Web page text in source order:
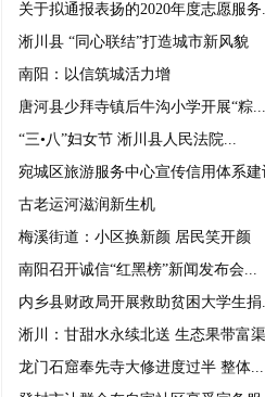
关于拟通报表扬的2020年度志愿服务
淅川县 “同心联结”打造城市新风貌
南阳：以信筑城活力增
唐河县少拜寺镇后牛沟小学开展“粽...
“三•八”妇女节 淅川县人民法院...
宛城区旅游服务中心宣传信用体系建
古老运河滋润新生机
梅溪街道：小区换新颜 居民笑开颜
南阳召开诚信“红黑榜”新闻发布会...
内乡县财政局开展救助贫困大学生捐
淅川：甘甜水永续北送 生态果带富
龙门石窟奉先寺大修进度过半 整体...